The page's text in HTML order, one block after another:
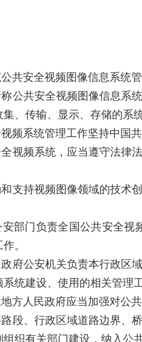
共安全视频图像信息系统
公共安全视频图像信息系
、传输、显示、存储的系统
频系统管理工作坚持中国
视频系统，应当遵守法律
支持视频图像领域的技术
部门负责全国公共安全视
。
府公安机关负责本行政区
统建设、使用的相关管理工
方人民政府应当加强对公
段、行政区域道路边界、
织有关部门建设，纳入公